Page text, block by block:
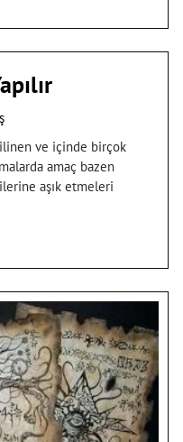
ve içinde birçok
amaç bazen
aşık etmeleri